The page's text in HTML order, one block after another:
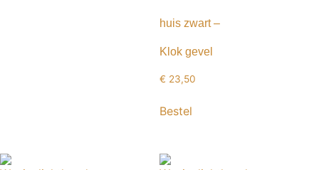
huis zwart –
Klok gevel
€ 23,50
Bestel